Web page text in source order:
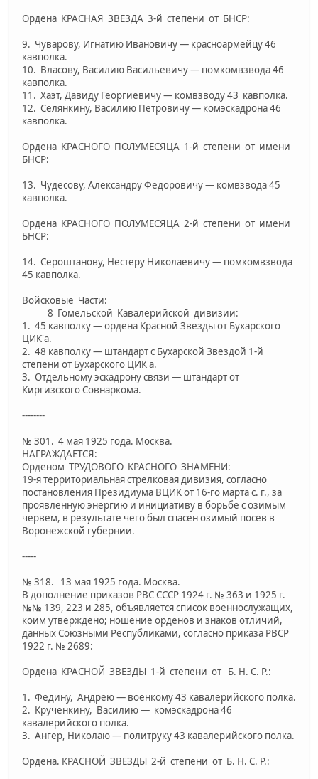
Ордена КРАСНАЯ ЗВЕЗДА 3-й степени от БНСР:
9. Чуварову, Игнатию Ивановичу — красноармейцу 46
кавполка.
10. Власову, Василию Васильевичу — помкомвзвода 46
кавполка.
11. Хаэт, Давиду Георгиевичу — комвзводу 43 кавполка.
12. Селянкину, Василию Петровичу — комэскадрона 46
кавполка.
Ордена КРАСНОГО ПОЛУМЕСЯЦА 1-й степени от имени
БНСР:
13. Чудесову, Александру Федоровичу — комвзвода 45
кавполка.
Ордена КРАСНОГО ПОЛУМЕСЯЦА 2-й степени от имени
БНСР:
14. Сероштанову, Нестеру Николаевичу — помкомвзвода
45 кавполка.
Войсковые Части:
8 Гомельской Кавалерийской дивизии:
1. 45 кавполку — ордена Красной Звезды от Бухарского
ЦИК'а.
2. 48 кавполку — штандарт с Бухарской Звездой 1-й
степени от Бухарского ЦИК'а.
3. Отдельному эскадрону связи — штандарт от
Киргизского Совнаркома.
--------
№ 301. 4 мая 1925 года. Москва.
НАГРАЖДАЕТСЯ:
Орденом ТРУДОВОГО КРАСНОГО ЗНАМЕНИ:
19-я территориальная стрелковая дивизия, согласно
поста­новления Президиума ВЦИК от 16-го марта с. г., за
проявленную энергию и инициативу в борьбе с озимым
червем, в результате чего был спасен озимый посев в
Воронежской губернии.
-----
№ 318. 13 мая 1925 года. Москва.
В дополнение приказов РВС СССР 1924 г. № 363 и 1925 г.
№№ 139, 223 и 285, объявляется список военнослужащих,
коим утверждено; ношение орденов и знаков отличий,
данных Союзными Республиками, согласно приказа РВСР
1922 г. № 2689:
Ордена КРАСНОЙ ЗВЕЗДЫ 1-й степени от Б. Н. С. Р.:
1. Федину, Андрею — военкому 43 кавалерийского полка.
2. Крученкину, Василию — комэскадрона 46
кавалерийского полка.
3. Ангер, Николаю — политруку 43 кавалерийского полка.
Ордена. КРАСНОЙ ЗВЕЗДЫ 2-й степени от Б. Н. С. Р.: